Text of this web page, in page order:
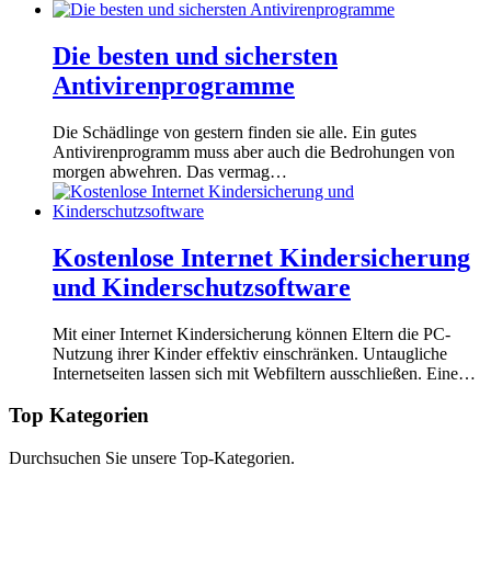
Die besten und sichersten
Antivirenprogramme
Die Schädlinge von gestern finden sie alle. Ein gutes
Antivirenprogramm muss aber auch die Bedrohungen von
morgen abwehren. Das vermag…
Kostenlose Internet Kindersicherung
und Kinderschutzsoftware
Mit einer Internet Kindersicherung können Eltern die PC-
Nutzung ihrer Kinder effektiv einschränken. Untaugliche
Internetseiten lassen sich mit Webfiltern ausschließen. Eine…
Top Kategorien
Durchsuchen Sie unsere Top-Kategorien.